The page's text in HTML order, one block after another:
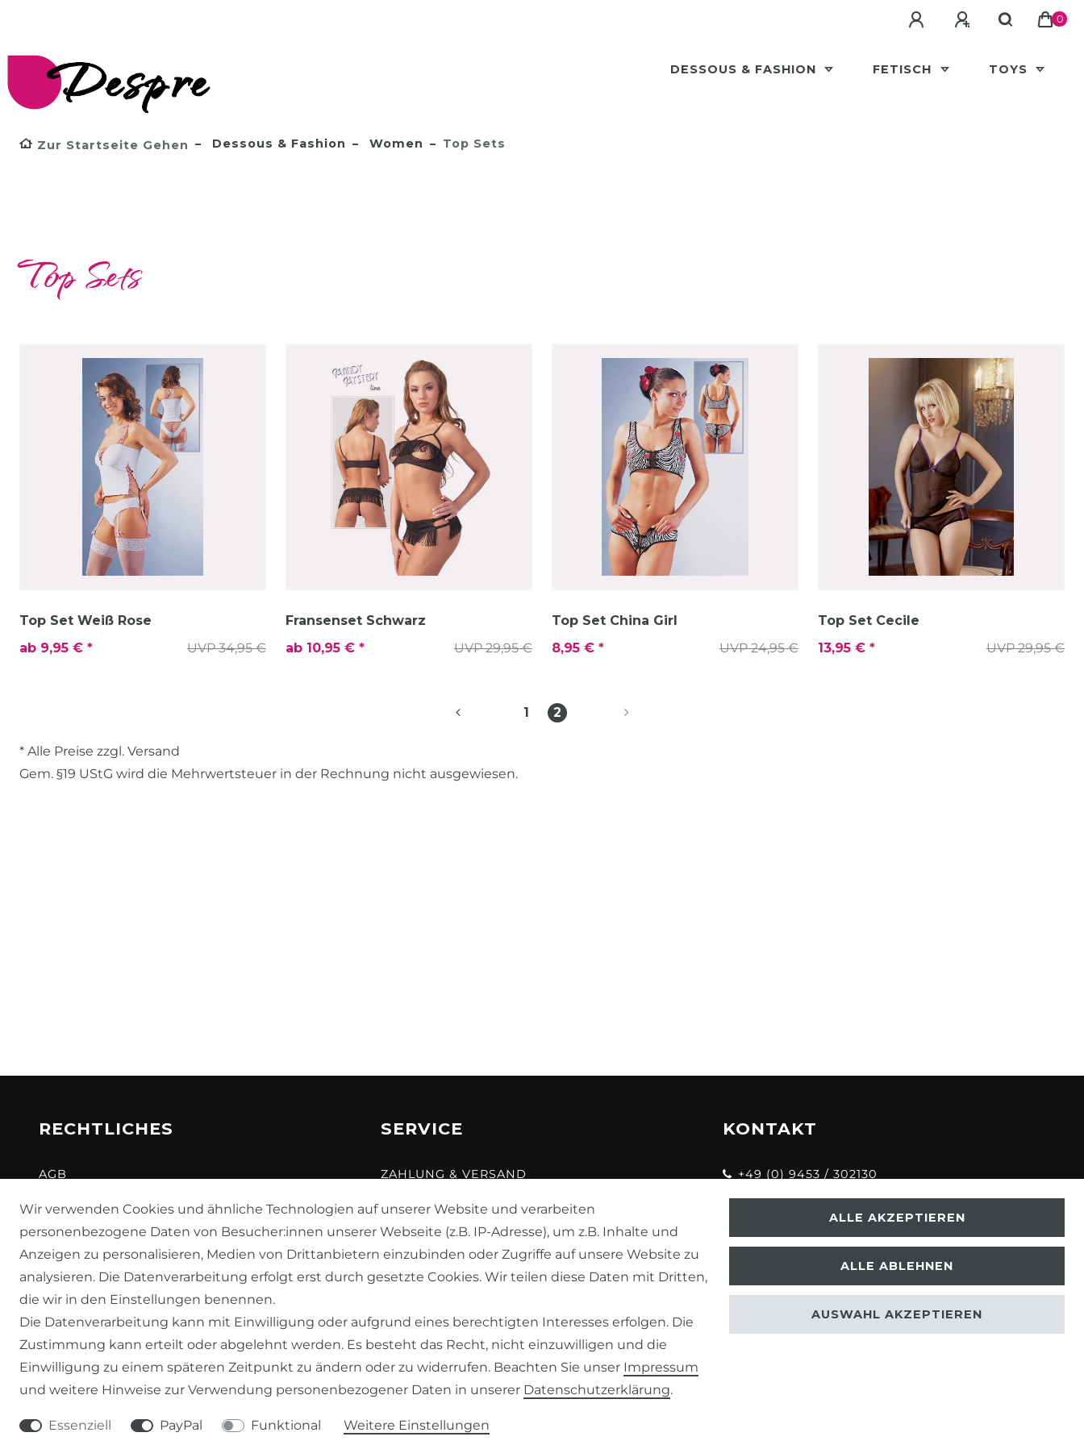
0
DESSOUS & FASHION FETISCH TOYS
Zur Startseite Gehen Dessous & Fashion Women Top Sets
Top Sets
Top Set Weiß Rose
UVP 34,95 €
ab 9,95 € *
Fransenset Schwarz
UVP 29,95 €
ab 10,95 € *
Top Set China Girl
UVP 24,95 €
8,95 € *
Top Set Cecile
UVP 29,95 €
13,95 € *
1 2
* Alle Preise zzgl. Versand
Gem. §19 UStG wird die Mehrwertsteuer in der Rechnung nicht ausgewiesen.
RECHTLICHES
AGB
WIDERRUFSRECHT
DATENSCHUTZERKLÄRUNG
IMPRESSUM
SERVICE
ZAHLUNG & VERSAND
KONTAKT
VERTRAG WIDERRUFEN
KONTAKT
+49 (0) 9453 / 302130
© 2026 Despre | Design by neoprisma
Gem. §19 UStG wird die Mehrwertsteuer in der Rechnung nicht ausgewiesen.
Wir verwenden Cookies und ähnliche Technologien auf unserer Website und verarbeiten
personenbezogene Daten von Besucher:innen unserer Webseite (z.B. IP-Adresse), um z.B. Inhalte und
Anzeigen zu personalisieren, Medien von Drittanbietern einzubinden oder Zugriffe auf unsere Website zu
analysieren. Die Datenverarbeitung erfolgt erst durch gesetzte Cookies. Wir teilen diese Daten mit Dritten,
die wir in den Einstellungen benennen.
Die Datenverarbeitung kann mit Einwilligung oder aufgrund eines berechtigten Interesses erfolgen. Die
Zustimmung kann erteilt oder abgelehnt werden. Es besteht das Recht, nicht einzuwilligen und die
Einwilligung zu einem späteren Zeitpunkt zu ändern oder zu widerrufen. Beachten Sie unser Impressum
und weitere Hinweise zur Verwendung personenbezogener Daten in unserer Daten­schutz­erklärung.
Essenziell PayPal Funktional Weitere Einstellungen
ALLE AKZEPTIEREN
ALLE ABLEHNEN
AUSWAHL AKZEPTIEREN